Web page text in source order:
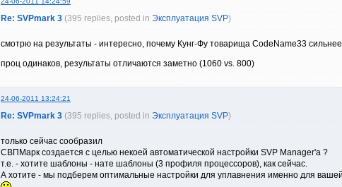
Re: SVPmark 3 (395 replies, posted in Эксплуатация SVP)
смотрю на результаты - интересно, почему Кунг-Фу товарища CodeName33
проц одинаков, результаты отличаются заметно (1060 vs. 800)
24-06-2011 13:24:21
Re: SVPmark 3 (395 replies, posted in Эксплуатация SVP)
только сейчас сообразил
СВПМарк создается с целью некоей автоматической настройки SVP Manager'а ?
т.е. - хотите шаблоны - нате шаблоны (3 профиля процессоров), как сейчас.
А хотите - мы подберем оптимальные настройки для уплавнения именно для